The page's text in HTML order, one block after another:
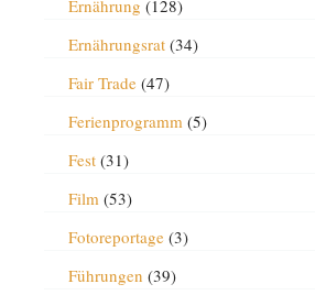
Ernährung (128)
Ernährungsrat(34)
Fair Trade(47)
Ferienprogramm (5)
Fest(31)
Film (53)
Fotoreportage(3)
Führungen (39)